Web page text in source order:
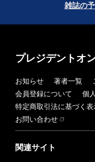
雑誌の
プレジデントオ
お知らせ 著者一覧
会員登録について
個
特定商取引法に基づく表
お問い合わせ
関連サイト